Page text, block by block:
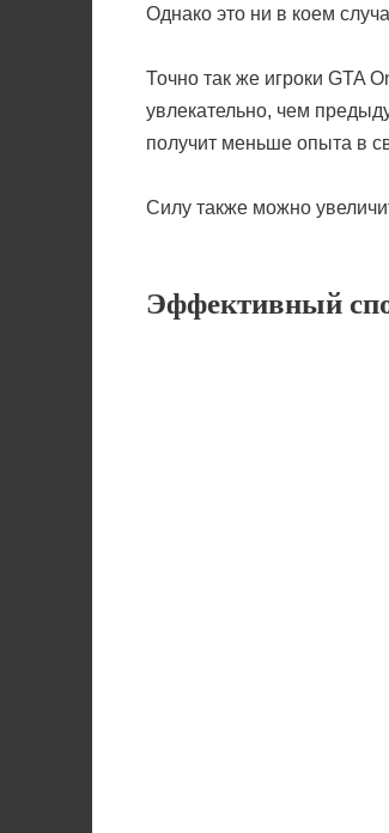
Однако это ни в коем
Точно так же игроки GTA
увлекательно, чем
получит меньше опыта в
Силу также можно
Эффективный